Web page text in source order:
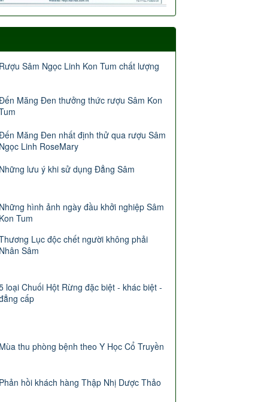
Rượu Sâm Ngọc Linh Kon Tum chất lượng
Măng Đen thưởng thức rượu Sâm Kon
Măng Đen nhất định thử qua rượu Sâm
Ngọc Linh RoseMary
Những lưu ý khi sử dụng Đẳng Sâm
Những hình ảnh ngày đầu khởi nghiệp Sâm
Kon Tum
Lục độc chết người không phải
Nhân Sâm
loại Chuối Hột Rừng đặc biệt - khác biệt -
cấp
Mùa thu phòng bệnh theo Y Học Cổ Truyền
Phản hồi khách hàng Thập Nhị Dược Thảo